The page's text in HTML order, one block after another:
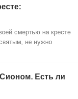
смертью на кресте
не нужно
Есть ли